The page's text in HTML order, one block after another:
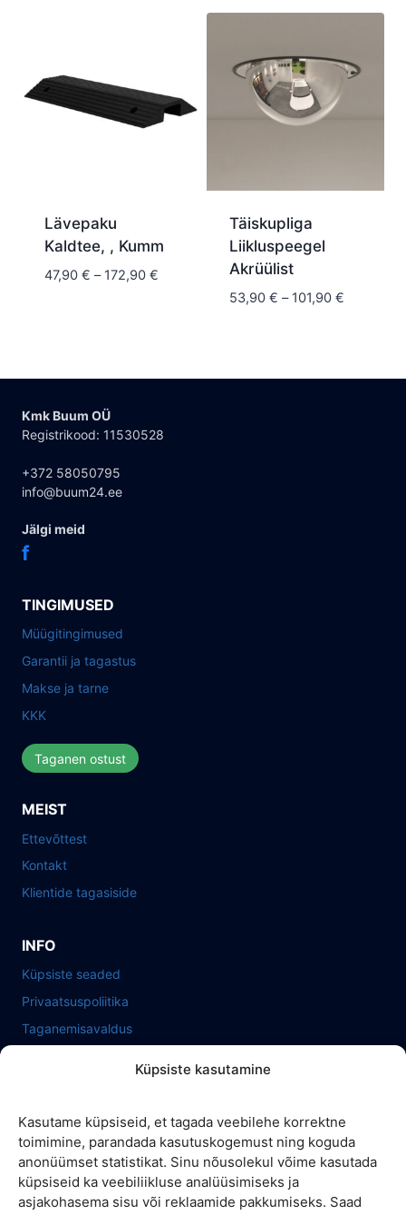
Küpsiste kasutamine
Kasutame küpsiseid, et tagada veebilehe korrektne
toimimine, parandada kasutuskogemust ning koguda
anonüümset statistikat. Sinu nõusolekul võime kasutada
küpsiseid ka veebiliikluse analüüsimiseks ja
asjakohasema sisu või reklaamide pakkumiseks. Saad
kuni
Lävepaku
Kaldtee, , Kumm
47,90 € – 172,90 €Hinnavahemik:
Täiskupliga
Liikluspeegel
Akrüülist
53,90 € – 101,90 €
Kmk Buum OÜ
Registrikood: 11530528
+372 58050795
info@buum24.ee
Jälgi meid
f
TINGIMUSED
Müügitingimused
Garantii ja tagastus
Makse ja tarne
KKK
Taganen ostust
MEIST
Ettevõttest
Kontakt
Klientide tagasiside
INFO
Küpsiste seaded
Privaatsuspoliitika
Taganemisavaldus